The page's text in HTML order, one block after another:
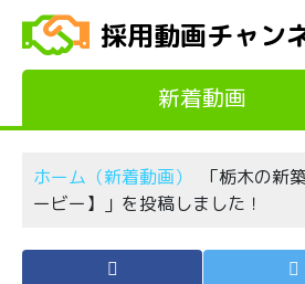
採用動画チャン
新着動画
ホーム（新着動画）
「栃木の新
ービー】」を投稿しました！